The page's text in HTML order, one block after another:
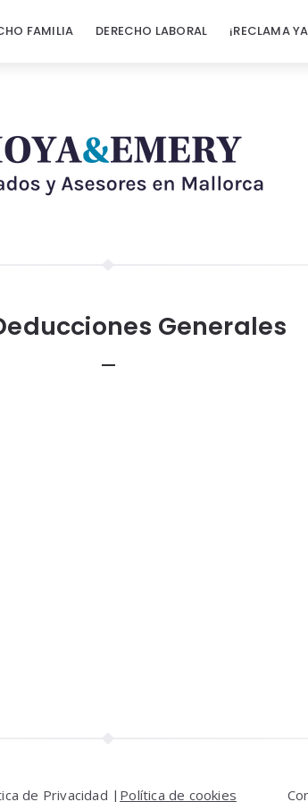
FAMILIA DERECHO LABORAL ¡RECLAMA
Generales
de Privacidad | Política de cookies